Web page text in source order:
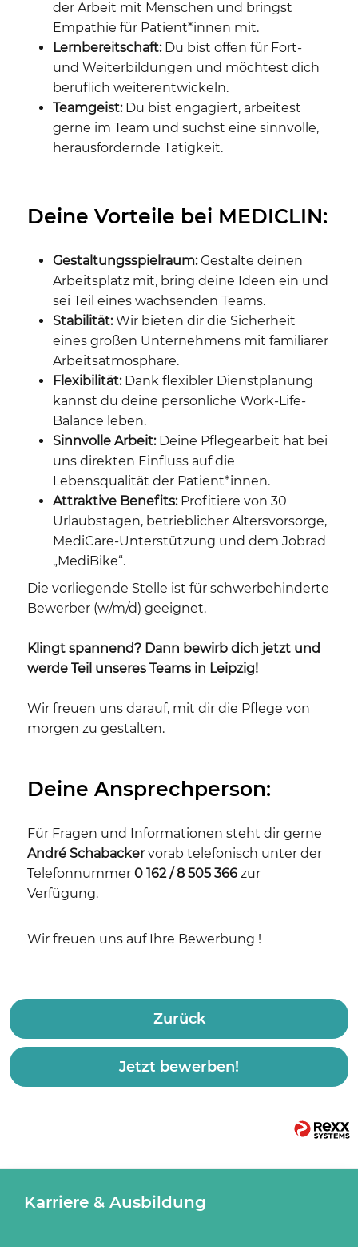
der Arbeit mit Menschen und bringst
Empathie für Patient*innen mit.
Lernbereitschaft:Du bist offen für Fort-
und Weiterbildungen und möchtest dich
beruflich weiterentwickeln.
Teamgeist:Du bist engagiert, arbeitest
gerne im Team und suchst eine sinnvolle,
herausfordernde Tätigkeit.
Deine Vorteile bei MEDICLIN:
Gestaltungsspielraum:Gestalte deinen
Arbeitsplatz mit, bring deine Ideen ein und
sei Teil eines wachsenden Teams.
Stabilität:Wir bieten dir die Sicherheit
eines großen Unternehmens mit familiärer
Arbeitsatmosphäre.
Flexibilität:Dank flexibler Dienstplanung
kannst du deine persönliche Work-Life-
Balance leben.
Sinnvolle Arbeit:Deine Pflegearbeit hat bei
uns direkten Einfluss auf die
Lebensqualität der Patient*innen.
Attraktive Benefits:Profitiere von 30
Urlaubstagen, betrieblicher Altersvorsorge,
MediCare-Unterstützung und dem Jobrad
„MediBike“.
Die vorliegende Stelle ist für schwerbehinderte
Bewerber (w/m/d) geeignet.
Klingt spannend? Dann bewirb dich jetzt und
werde Teil unseres Teams in Leipzig!
Wir freuen uns darauf, mit dir die Pflege von
morgen zu gestalten.
Deine Ansprechperson:
Für Fragen und Informationen steht dir gerne
André Schabackervorab telefonisch unter der
Telefonnummer 0 162 / 8 505 366 zur
Verfügung.
Wir freuen uns auf Ihre Bewerbung !
Zurück
Jetzt bewerben!
Karriere & Ausbildung